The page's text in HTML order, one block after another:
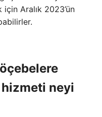
Aralık 2023’ün
neyi